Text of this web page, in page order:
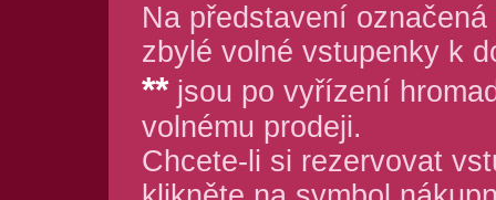
Na představení
zbylé volné vstupenky k
**jsou po vyřízení
volnému prodeji.
Chcete-li si rezervovat